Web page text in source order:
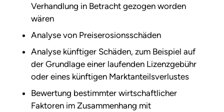
Verhandlung in Betracht gezogen worden
wären
Analyse von Preiserosionsschäden
Analyse künftiger Schäden, zum Beispiel auf
der Grundlage einer laufenden Lizenzgebühr
oder eines künftigen Marktanteilsverlustes
Bewertung bestimmter wirtschaftlicher
Faktoren im Zusammenhang mit